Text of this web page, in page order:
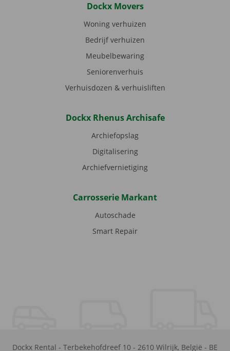
Dockx Movers
Woning verhuizen
Bedrijf verhuizen
Meubelbewaring
Seniorenverhuis
Verhuisdozen & verhuisliften
Dockx Rhenus Archisafe
Archiefopslag
Digitalisering
Archiefvernietiging
Carrosserie Markant
Autoschade
Smart Repair
Dockx Rental - Terbekehofdreef 10 - 2610 Wilrijk, België - BE